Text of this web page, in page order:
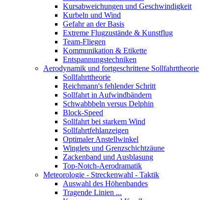
Kursabweichungen und Geschwindigkeit
Kurbeln und Wind
Gefahr an der Basis
Extreme Flugzustände & Kunstflug
Team-Fliegen
Kommunikation & Etikette
Entspannungstechniken
Aerodynamik und fortgeschrittene Sollfahrttheorie
Sollfahrttheorie
Reichmann's fehlender Schritt
Sollfahrt in Aufwindbändern
Schwabbbeln versus Delphin
Block-Speed
Sollfahrt bei starkem Wind
Sollfahrtfehlanzeigen
Optimaler Anstellwinkel
Winglets und Grenzschichtzäune
Zackenband und Ausblasung
Top-Notch-Aerodramatik
Meteorologie - Streckenwahl - Taktik
Auswahl des Höhenbandes
Tragende Linien ...